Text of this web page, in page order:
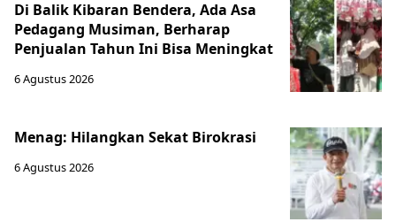
Di Balik Kibaran Bendera, Ada Asa
Pedagang Musiman, Berharap
Penjualan Tahun Ini Bisa Meningkat
6 Agustus 2026
Menag: Hilangkan Sekat Birokrasi
6 Agustus 2026